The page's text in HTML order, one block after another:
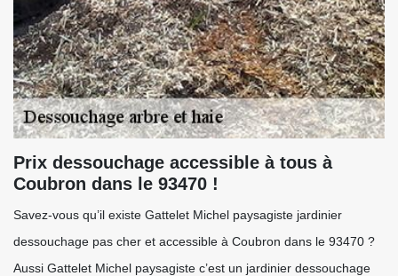
Prix dessouchage accessible à tous à
Coubron dans le 93470 !
Savez-vous qu’il existe Gattelet Michel paysagiste jardinier
dessouchage pas cher et accessible à Coubron dans le 93470 ?
Aussi Gattelet Michel paysagiste c’est un jardinier dessouchage